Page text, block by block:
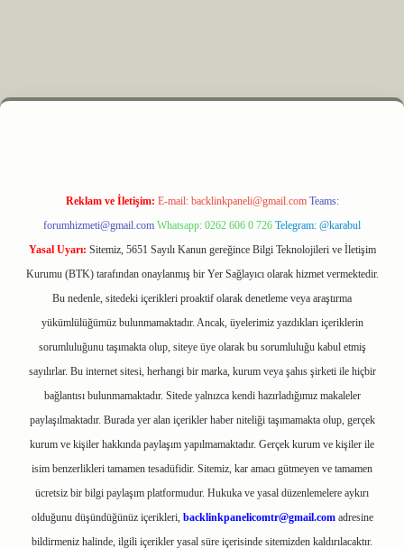
elexbet
Reklam ve İletişim: E-mail: backlinkpaneli@gmail.com Teams:
forumhizmeti@gmail.com Whatsapp: 0262 606 0 726 Telegram: @karabul
Yasal Uyarı: Sitemiz, 5651 Sayılı Kanun gereğince Bilgi Teknolojileri ve İletişim
Kurumu (BTK) tarafından onaylanmış bir Yer Sağlayıcı olarak hizmet vermektedir.
Bu nedenle, sitedeki içerikleri proaktif olarak denetleme veya araştırma
yükümlülüğümüz bulunmamaktadır. Ancak, üyelerimiz yazdıkları içeriklerin
sorumluluğunu taşımakta olup, siteye üye olarak bu sorumluluğu kabul etmiş
sayılırlar. Bu internet sitesi, herhangi bir marka, kurum veya şahıs şirketi ile hiçbir
bağlantısı bulunmamaktadır. Sitede yalnızca kendi hazırladığımız makaleler
paylaşılmaktadır. Burada yer alan içerikler haber niteliği taşımamakta olup, gerçek
kurum ve kişiler hakkında paylaşım yapılmamaktadır. Gerçek kurum ve kişiler ile
isim benzerlikleri tamamen tesadüfidir. Sitemiz, kar amacı gütmeyen ve tamamen
ücretsiz bir bilgi paylaşım platformudur. Hukuka ve yasal düzenlemelere aykırı
olduğunu düşündüğünüz içerikleri, backlinkpanelicomtr@gmail.comadresine
bildirmeniz halinde, ilgili içerikler yasal süre içerisinde sitemizden kaldırılacaktır.